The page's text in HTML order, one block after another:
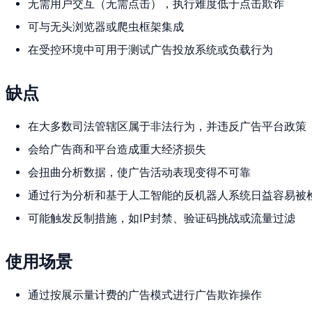
无需用户交互（无需点击），执行难度低于点击欺诈
可与无头浏览器或爬虫框架集成
在受控环境中可用于测试广告投放系统或负载行为
缺点
在大多数司法管辖区属于非法行为，并违反广告平台政策
会给广告商和平台造成重大经济损失
会扭曲分析数据，使广告活动表现变得不可靠
通过行为分析和基于人工智能的反机器人系统日益容易被
可能触发反制措施，如IP封禁、验证码挑战或流量过滤
使用场景
通过按展示量计费的广告模式进行广告欺诈操作